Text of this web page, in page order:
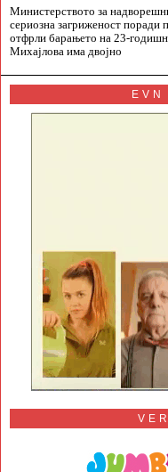
Министерството за
сериозна загриженост поради
отфрли барањето на 23-
Михајлова има двојно
EVN